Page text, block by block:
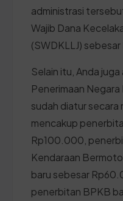
administrasi
Wajib Dana
(SWDKLLJ)
Selain itu, Anda
Penerimaan
sudah diatur secara
mencakup
Rp100.000,
Kendaraan
baru sebesar
penerbitan BPKB